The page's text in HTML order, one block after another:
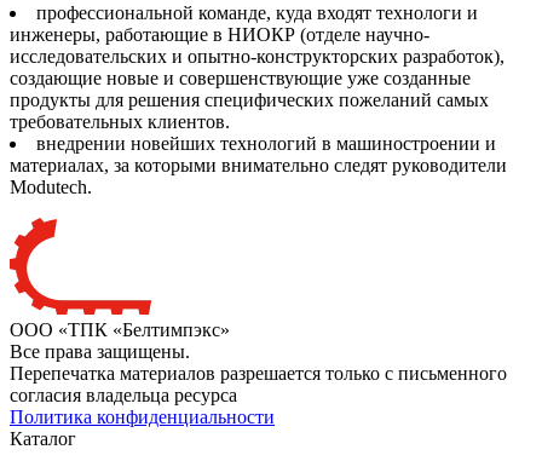
профессиональной команде, куда входят технологи и
инженеры, работающие в НИОКР (отделе научно-
исследовательских и опытно-конструкторских разработок),
создающие новые и совершенствующие уже созданные
продукты для решения специфических пожеланий самых
требовательных клиентов.
внедрении новейших технологий в машиностроении и
материалах, за которыми внимательно следят руководители
Modutech.
ООО «ТПК «Белтимпэкс»
Все права защищены.
Перепечатка материалов разрешается только с письменного
согласия владельца ресурса
Политика конфиденциальности
Каталог